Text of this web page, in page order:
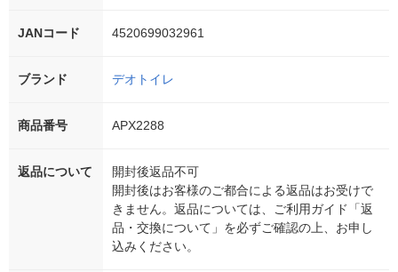
JANコード 4520699032961
ブランド デオトイレ
商品番号 APX2288
返品について
開封後返品不可
開封後はお客様のご都合による返品はお受けで
きません。返品については、ご利用ガイド「返
品・交換について」を必ずご確認の上、お申し
込みください。